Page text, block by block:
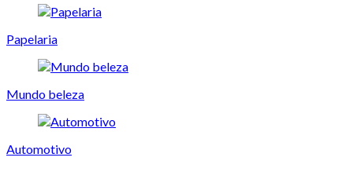
Papelaria
Mundo beleza
Automotivo